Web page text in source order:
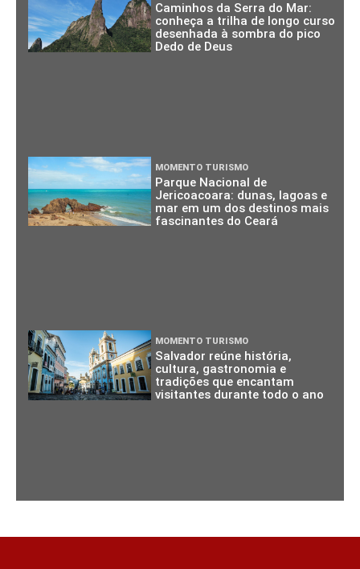
Caminhos da Serra do Mar:
conheça a trilha de longo curso
desenhada à sombra do pico
Dedo de Deus
MOMENTO TURISMO
Parque Nacional de
Jericoacoara: dunas, lagoas e
mar em um dos destinos mais
fascinantes do Ceará
MOMENTO TURISMO
Salvador reúne história,
cultura, gastronomia e
tradições que encantam
visitantes durante todo o ano